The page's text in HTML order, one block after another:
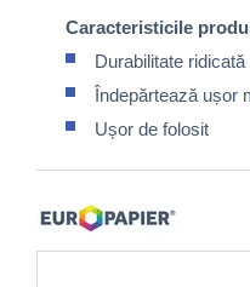
Caracteristicile
Durabilitate ridicată
Îndepărtează ușor
Ușor de folosit